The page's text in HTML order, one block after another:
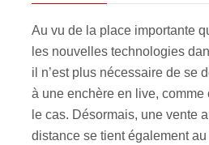
Au vu de la place importante
les nouvelles technologies
il n’est plus nécessaire de se
à une enchère en live, comme
le cas. Désormais, une vente
distance se tient également